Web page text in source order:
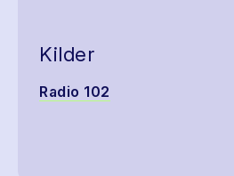
Kilder
Radio 102